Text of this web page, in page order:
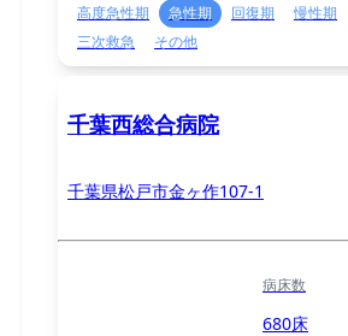
高度急性期 急性期 回復期 慢性期
三次救急
その他
千葉西総合病院
千葉県松戸市金ヶ作107-1
病床数
680床